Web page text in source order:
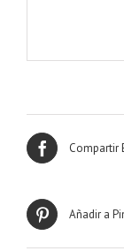
Compartir
Añadir a